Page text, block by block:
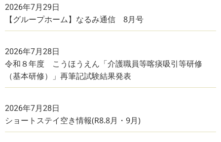
2026年7月29日
【グループホーム】なるみ通信 8月号
2026年7月28日
令和８年度 こうほうえん「介護職員等喀痰吸引等研修
（基本研修）」再筆記試験結果発表
2026年7月28日
ショートステイ空き情報(R8.8月・9月)